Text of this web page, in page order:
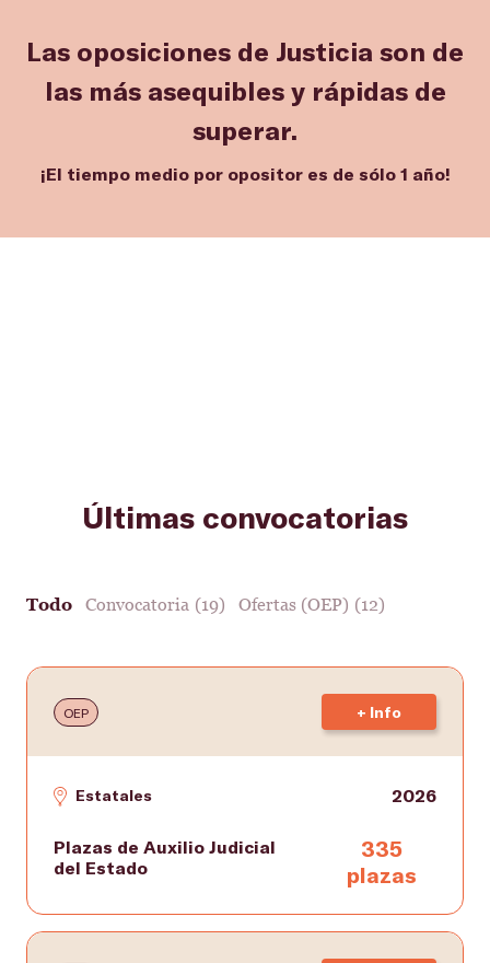
Las oposiciones de Justicia son de
las más asequibles y rápidas de
superar.
¡El tiempo medio por opositor es de sólo 1 año!
Últimas convocatorias
Todo Convocatoria (19) Ofertas (OEP) (12)
OEP + Info
Estatales 2026
Plazas de Auxilio Judicial
del Estado
335
plazas